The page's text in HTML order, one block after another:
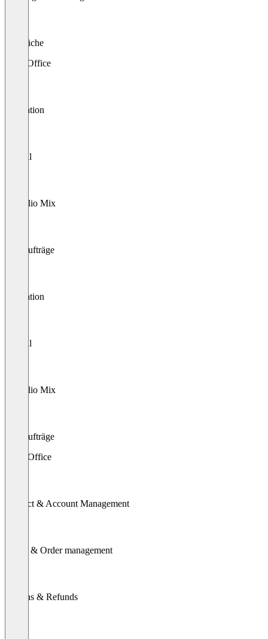
Abgleiche
Back Office
Allocation
Payroll
Portfolio Mix
Kaufaufträge
Allocation
Payroll
Portfolio Mix
Kaufaufträge
Front Office
Contact & Account Management
Quote & Order management
Returns & Refunds